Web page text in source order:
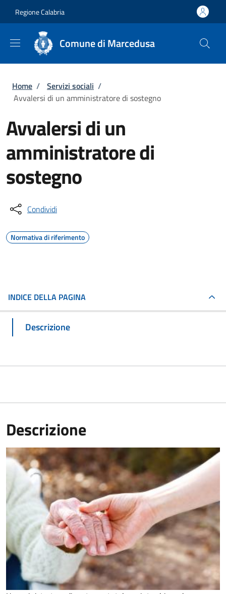
Regione Calabria
Comune di Marcedusa
Briciole di pane
Home / Servizi sociali /
Avvalersi di un amministratore di sostegno
Avvalersi di un
amministratore di
sostegno
Condividi
Normativa di riferimento
INDICE DELLA PAGINA
Descrizione
Descrizione